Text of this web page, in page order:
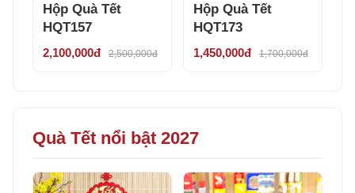
Hộp Quà Tết
HQT157
2,100,000đ 2,500,000đ
Hộp Quà Tết
HQT173
1,450,000đ 1,700,000đ
Quà Tết nổi bật 2027